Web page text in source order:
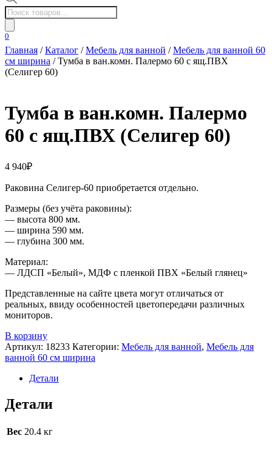
Поиск
товаров
0
Главная /Каталог /Мебель для ванной /Мебель для ванной 60
см ширина / Тумба в ван.комн. Палермо 60 с ящ.ПВХ
(Селигер 60)
Тумба в ван.комн. Палермо
60 с ящ.ПВХ (Селигер 60)
4 940₽
Раковина Селигер-60 приобретается отдельно.
Размеры (без учёта раковины):
— высота 800 мм.
— ширина 590 мм.
— глубина 300 мм.
Материал:
— ЛДСП «Белый», МДФ с пленкой ПВХ «Белый глянец»
Представленные на сайте цвета могут отличаться от
реальных, ввиду особенностей цветопередачи различных
мониторов.
В корзину
Артикул: 18233 Категории: Мебель для ванной, Мебель для
ванной 60 см ширина
Детали
Детали
Вес 20.4 кг